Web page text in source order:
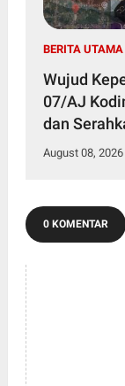
BERITA UTAMA
Wujud
07/AJ
dan
Lansia
August 08, 2026
0 KOMENTAR